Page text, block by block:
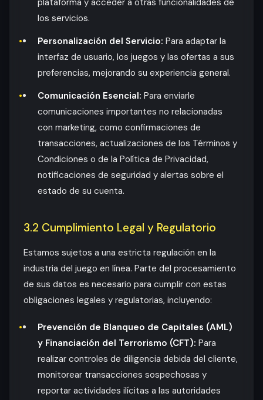
plataforma y acceder a otras funcionalidades de
los servicios.
Personalización del Servicio: Para adaptar la
interfaz de usuario, los juegos y las ofertas a sus
preferencias, mejorando su experiencia general.
Comunicación Esencial: Para enviarle
comunicaciones importantes no relacionadas
con marketing, como confirmaciones de
transacciones, actualizaciones de los Términos y
Condiciones o de la Política de Privacidad,
notificaciones de seguridad y alertas sobre el
estado de su cuenta.
3.2 Cumplimiento Legal y Regulatorio
Estamos sujetos a una estricta regulación en la
industria del juego en línea. Parte del procesamiento
de sus datos es necesario para cumplir con estas
obligaciones legales y regulatorias, incluyendo:
Prevención de Blanqueo de Capitales (AML)
y Financiación del Terrorismo (CFT): Para
realizar controles de diligencia debida del cliente,
monitorear transacciones sospechosas y
reportar actividades ilícitas a las autoridades